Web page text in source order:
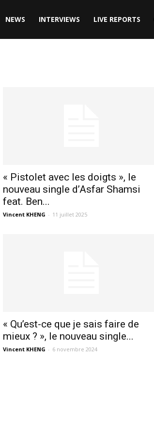
NEWS INTERVIEWS LIVE REPORTS
« Pistolet avec les doigts », le
nouveau single d’Asfar Shamsi
feat. Ben...
Vincent KHENG - 11 juillet 2025
« Qu’est-ce que je sais faire de
mieux ? », le nouveau single...
Vincent KHENG - 6 novembre 2024